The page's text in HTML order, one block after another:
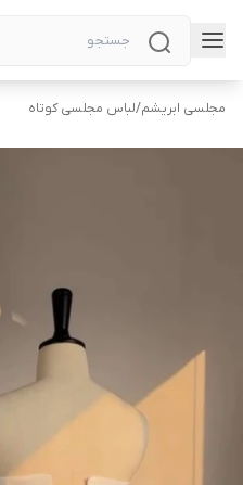
مجلسی ابریشم/لباس مجلسی کوتاه